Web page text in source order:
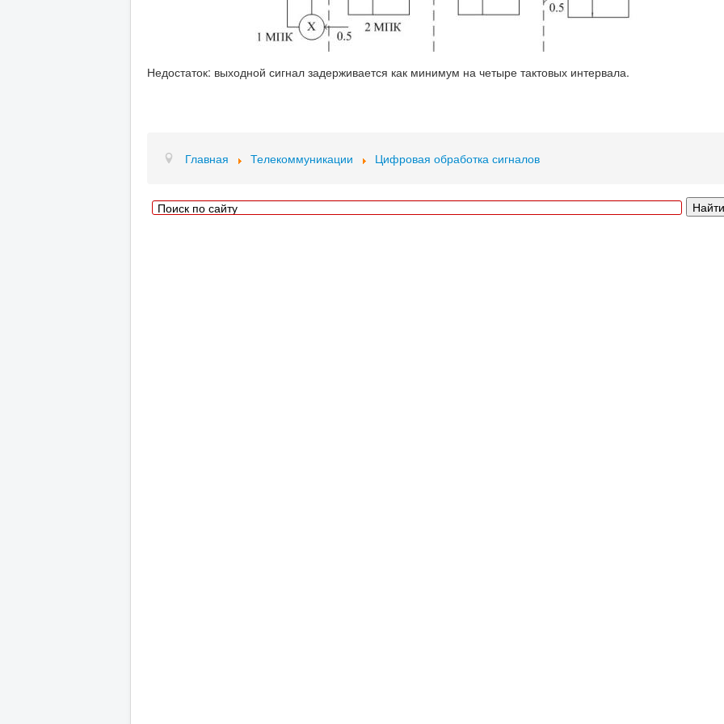
Недостаток: выходной сигнал задерживается как минимум на четыре тактовых интервала.
Главная Телекоммуникации Цифровая обработка сигналов